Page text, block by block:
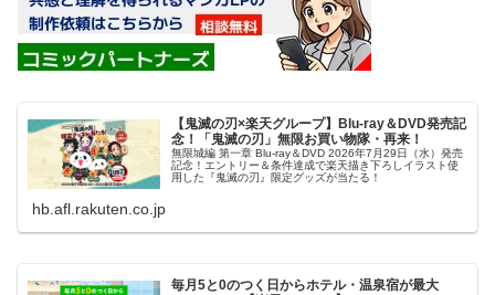
【鬼滅の刃×楽天グループ】Blu-ray＆DVD発売記
念！「鬼滅の刃」無限お買い物隊・再来！
無限城編 第一章 Blu-ray＆DVD 2026年7月29日（水）発売
記念！エントリー＆条件達成で楽天描き下ろしイラスト使
用した『鬼滅の刃』限定グッズが当たる！
hb.afl.rakuten.co.jp
毎月5と0のつく日からホテル・温泉宿が最大